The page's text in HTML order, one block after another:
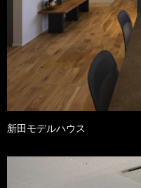
新田モデルハウス